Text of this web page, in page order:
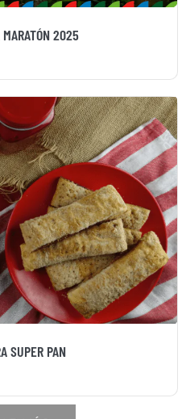
MARATÓN 2025
SUPER PAN